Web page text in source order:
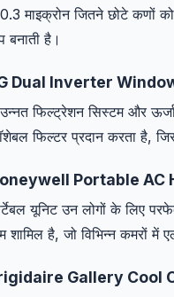
माइक्रोन जितने छोटे कणों
बनाती है।
Dual Inverter
फिल्ट्रेशन सिस्टम और
फिल्टर प्रदान करता है,
Portable AC
यूनिट उन लोगों के लिए
शामिल है, जो विभिन्न कमरों
Gallery Cool